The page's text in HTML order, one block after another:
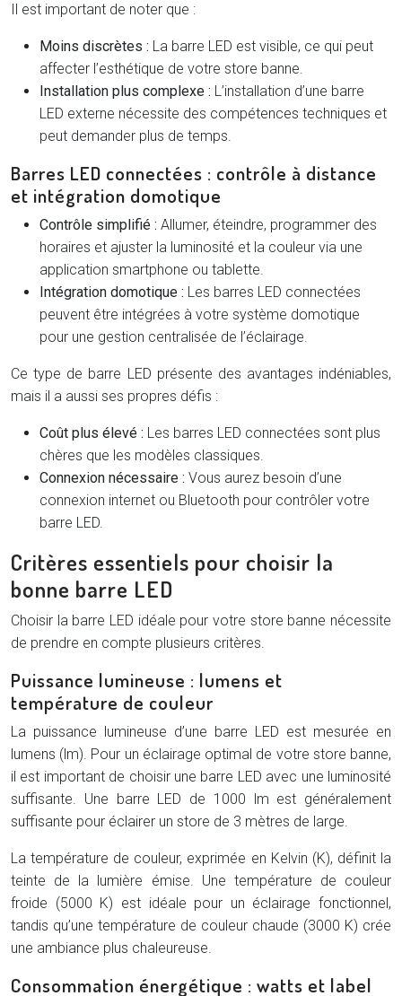
Il est important de noter que :
Moins discrètes : La barre LED est visible, ce qui peut
affecter l’esthétique de votre store banne.
Installation plus complexe : L’installation d’une barre
LED externe nécessite des compétences techniques et
peut demander plus de temps.
Barres LED connectées : contrôle à distance
et intégration domotique
Contrôle simplifié : Allumer, éteindre, programmer des
horaires et ajuster la luminosité et la couleur via une
application smartphone ou tablette.
Intégration domotique : Les barres LED connectées
peuvent être intégrées à votre système domotique
pour une gestion centralisée de l’éclairage.
Ce type de barre LED présente des avantages indéniables,
mais il a aussi ses propres défis :
Coût plus élevé : Les barres LED connectées sont plus
chères que les modèles classiques.
Connexion nécessaire : Vous aurez besoin d’une
connexion internet ou Bluetooth pour contrôler votre
barre LED.
Critères essentiels pour choisir la
bonne barre LED
Choisir la barre LED idéale pour votre store banne nécessite
de prendre en compte plusieurs critères.
Puissance lumineuse : lumens et
température de couleur
La puissance lumineuse d’une barre LED est mesurée en
lumens (lm). Pour un éclairage optimal de votre store banne,
il est important de choisir une barre LED avec une luminosité
suffisante. Une barre LED de 1000 lm est généralement
suffisante pour éclairer un store de 3 mètres de large.
La température de couleur, exprimée en Kelvin (K), définit la
teinte de la lumière émise. Une température de couleur
froide (5000 K) est idéale pour un éclairage fonctionnel,
tandis qu’une température de couleur chaude (3000 K) crée
une ambiance plus chaleureuse.
Consommation énergétique : watts et label